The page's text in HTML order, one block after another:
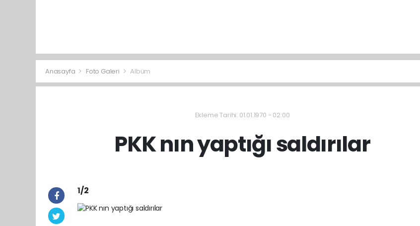
Anasayfa Foto Galeri Albüm
Ekleme Tarihi: 01.01.1970 - 02:00
PKK nın yaptığı saldırılar
1/2